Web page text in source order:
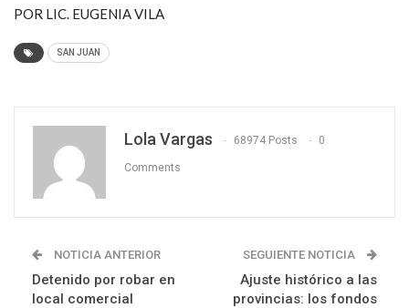
POR LIC. EUGENIA VILA
SAN JUAN
Lola Vargas 68974 Posts 0
Comments
NOTICIA ANTERIOR
Detenido por robar en
local comercial
SEGUIENTE NOTICIA
Ajuste histórico a las
provincias: los fondos